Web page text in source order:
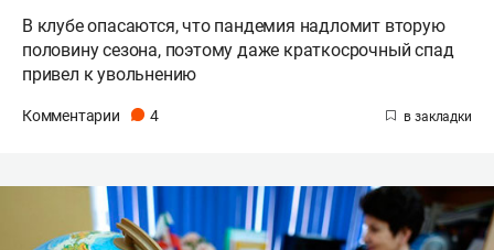
В клубе опасаются, что пандемия надломит вторую
половину сезона, поэтому даже краткосрочный спад
привел к увольнению
Комментарии 4